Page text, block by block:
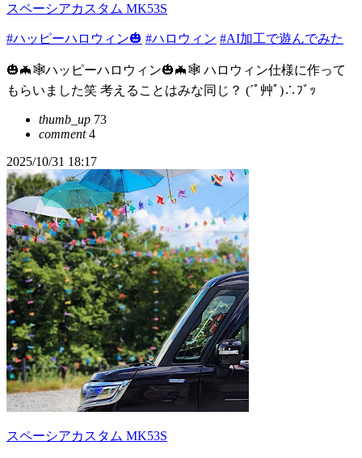
スペーシアカスタム MK53S
#ハッピーハロウィン🎃 #ハロウィン #AI加工で遊んでみた
🎃🦇🕸ハッピーハロウィン🎃🦇🕸 ハロウィン仕様に作って
もらいました笑 考えることはみな同じ？ (´ﾟ艸ﾟ)∴ﾌﾞｯ
thumb_up 73
comment4
2025/10/31 18:17
スペーシアカスタム MK53S